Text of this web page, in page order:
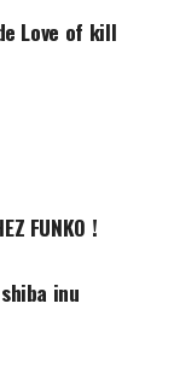
Love of kill
FUNKO !
inu